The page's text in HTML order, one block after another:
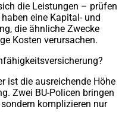
die Leistungen – prüfen
eine Kapital- und
die ähnliche Zwecke
Kosten verursachen.
ist die ausreichende Höhe
Zwei BU-Policen bringen
komplizieren nur